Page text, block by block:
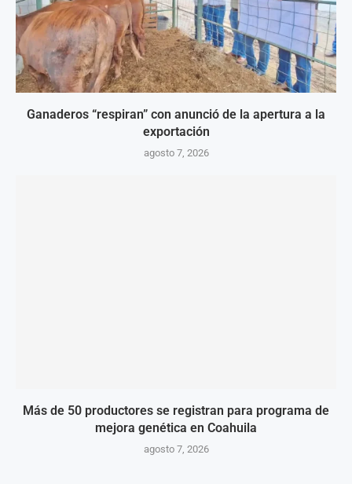
Ganaderos “respiran” con anunció de la apertura a la
exportación
agosto 7, 2026
Más de 50 productores se registran para programa de
mejora genética en Coahuila
agosto 7, 2026